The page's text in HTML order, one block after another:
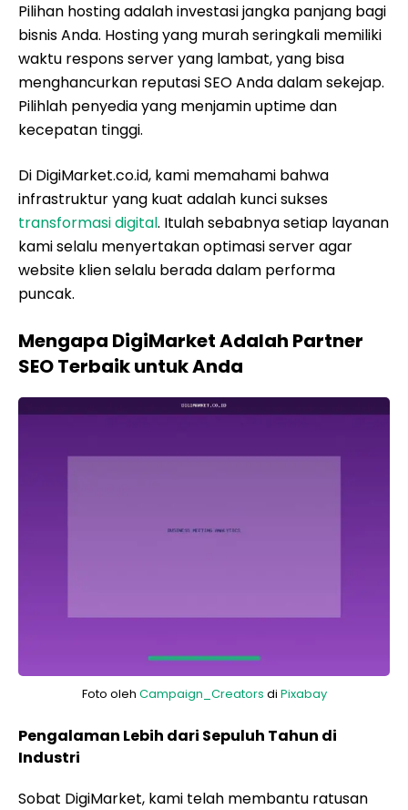
Pilihan hosting adalah investasi jangka panjang bagi
bisnis Anda. Hosting yang murah seringkali memiliki
waktu respons server yang lambat, yang bisa
menghancurkan reputasi SEO Anda dalam sekejap.
Pilihlah penyedia yang menjamin uptime dan
kecepatan tinggi.
Di DigiMarket.co.id, kami memahami bahwa
infrastruktur yang kuat adalah kunci sukses
transformasi digital. Itulah sebabnya setiap layanan
kami selalu menyertakan optimasi server agar
website klien selalu berada dalam performa
puncak.
Mengapa DigiMarket Adalah Partner
SEO Terbaik untuk Anda
Foto oleh Campaign_Creators di Pixabay
Pengalaman Lebih dari Sepuluh Tahun di
Industri
Sobat DigiMarket, kami telah membantu ratusan